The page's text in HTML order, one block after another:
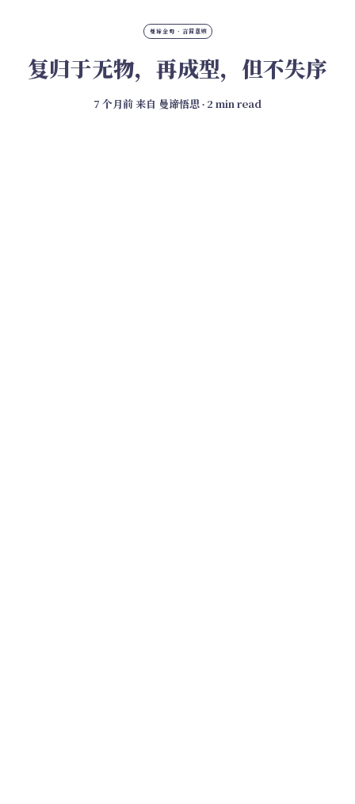
曼谛金句 · 言简意赅
复归于无物，再成型，但不失序
7 个月前来自 曼谛悟思∙ 2 min read